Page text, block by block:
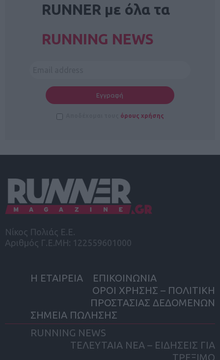
RUNNER με όλα τα
RUNNING NEWS
όρους χρήσης
Νίκος Πολιάς Ε.Ε.
Αριθμός Γ.Ε.ΜΗ: 122559601000
Η ΕΤΑΙΡΕΙΑ
ΕΠΙΚΟΙΝΩΝΙΑ
ΟΡΟΙ ΧΡΗΣΗΣ – ΠΟΛΙΤΙΚΗ
ΠΡΟΣΤΑΣΙΑΣ ΔΕΔΟΜΕΝΩΝ
ΣΗΜΕΙΑ ΠΩΛΗΣΗΣ
RUNNING NEWS
ΤΕΛΕΥΤΑΙΑ ΝΕΑ – ΕΙΔΗΣΕΙΣ ΓΙΑ
ΤΡΕΞΙΜΟ